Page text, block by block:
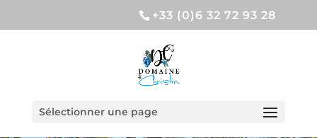
+33 (0)6 32 72 93 28
Sélectionner une page